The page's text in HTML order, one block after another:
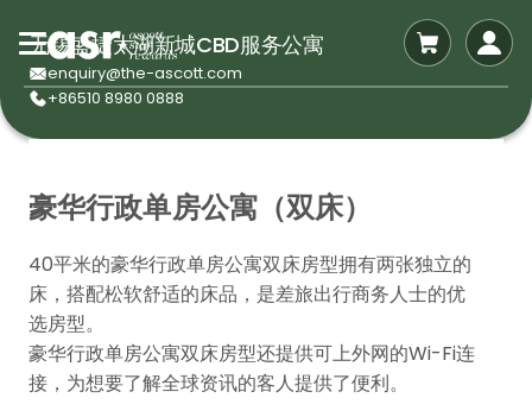
无锡盛捷太湖新城CBD服务公寓
enquiry@the-ascott.com
+86510 8980 0888
豪华行政单房公寓（双床）
40平米的豪华行政单房公寓双床房型拥有两张独立的
床，搭配松软舒适的床品，是差旅出行商务人士的优
选房型。
豪华行政单房公寓双床房型还提供可上外网的Wi-Fi连
接，为想要了解全球资讯的客人提供了便利。